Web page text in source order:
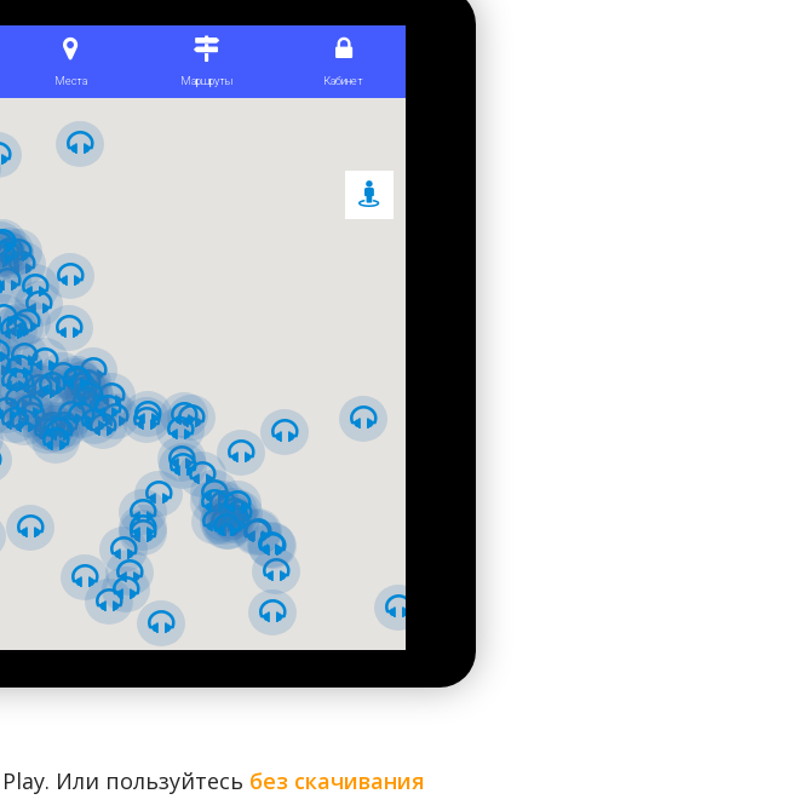
залив превратился в пролив, и поселок стал полностью
училище. В 1912 году через поселок прошла линия мототрамвая, соединявшая
Или пользуйтесь без скачивания